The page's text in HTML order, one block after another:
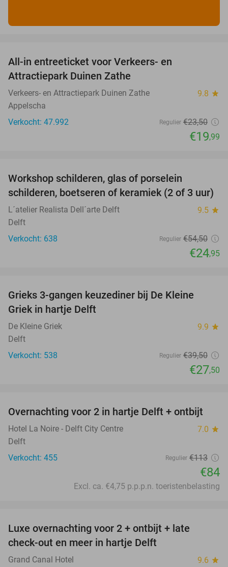
All-in entreeticket voor Verkeers- en
Attractiepark Duinen Zathe
Verkeers- en Attractiepark Duinen Zathe 9.8 star
Appelscha
Verkocht: 47.992
Regulier €23,50
€19,99
Workshop schilderen, glas of porselein
schilderen, boetseren of keramiek (2 of 3 uur)
L´atelier Realista Dell´arte Delft 9.5 star
Delft
Verkocht: 638
Regulier €54,50
€24,95
Grieks 3-gangen keuzediner bij De Kleine
Griek in hartje Delft
De Kleine Griek 9.9 star
Delft
Verkocht: 538
Regulier €39,50
€27,50
26%
Overnachting voor 2 in hartje Delft + ontbijt
Hotel La Noire - Delft City Centre 7.0 star
Delft
Verkocht: 455
Regulier €113
€84
Excl. ca. €4,75 p.p.p.n. toeristenbelasting
Luxe overnachting voor 2 + ontbijt + late
check-out en meer in hartje Delft
Grand Canal Hotel 9.6 star